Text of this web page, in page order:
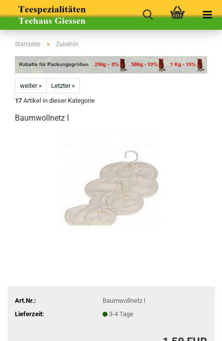
Startseite » Zubehör
weiter »
Letzter »
17 Artikel in dieser Kategorie
Baumwollnetz I
Art.Nr.:
Baumwollnetz I
Lieferzeit:
3-4 Tage